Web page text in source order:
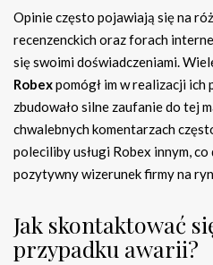
Opinie często pojawiają się na
recenzenckich oraz forach
się swoimi doświadczeniami.
Robexpomógł im w realizacji
zbudowało silne zaufanie do tej
chwalebnych komentarzach
poleciliby usługi Robex innym,
pozytywny wizerunek firmy na
Jak skontaktować
przypadku awarii?